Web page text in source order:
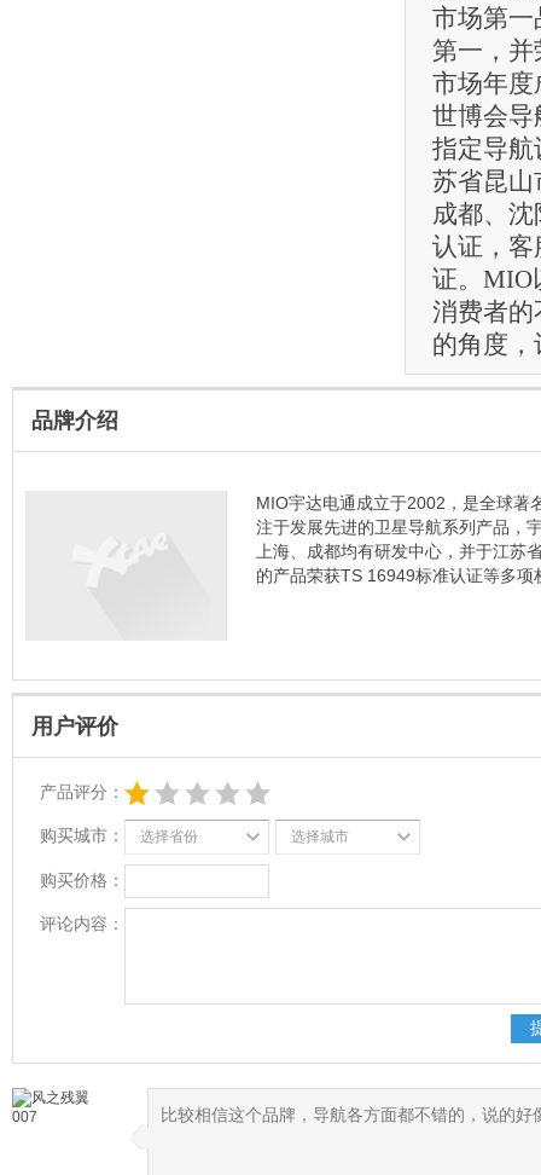
市场第一
第一，并
市场年度
世博会导
指定导
苏省昆山
成都、
认证，客
证。MIO
消费者的
的角度
品牌介绍
MIO宇达电通成立于2002，是全球著
注于发展先进的卫星导航系列产品，
上海、成都均有研发中心，并于江
的产品荣获TS 16949标准认证等多项
用户评价
产品评分：
购买城市： 选择省份 选择城市
购买价格：
评论内容：
◆
◆ 比较相信这个品牌，导航各方面都不错的，说的